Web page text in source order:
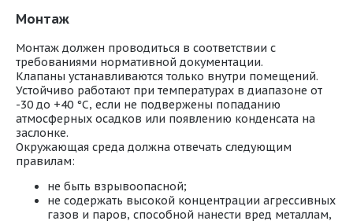
Монтаж
Монтаж должен проводиться в соответствии с
требованиями нормативной документации.
Клапаны устанавливаются только внутри помещений.
Устойчиво работают при температурах в диапазоне от
-30 до +40 °С, если не подвержены попаданию
атмосферных осадков или появлению конденсата на
заслонке.
Окружающая среда должна отвечать следующим
правилам:
не быть взрывоопасной;
не содержать высокой концентрации агрессивных
газов и паров, способной нанести вред металлам,